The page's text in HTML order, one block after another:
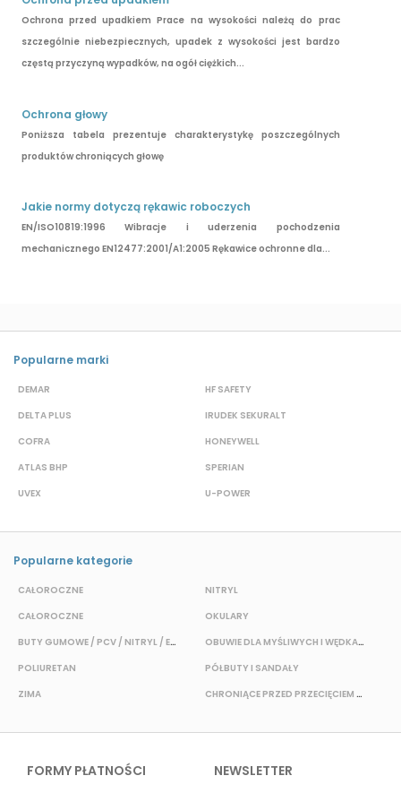
Ochrona przed upadkiem Prace na wysokości należą do prac
szczególnie niebezpiecznych, upadek z wysokości jest bardzo
częstą przyczyną wypadków, na ogół ciężkich...
Ochrona głowy
Poniższa tabela prezentuje charakterystykę poszczególnych
produktów chroniących głowę
Jakie normy dotyczą rękawic roboczych
EN/ISO10819:1996 Wibracje i uderzenia pochodzenia
mechanicznego EN12477:2001/A1:2005 Rękawice ochronne dla...
Popularne marki
DEMAR
DELTA PLUS
COFRA
ATLAS BHP
UVEX
HF SAFETY
IRUDEK SEKURALT
HONEYWELL
SPERIAN
U-POWER
Popularne kategorie
CAŁOROCZNE
CAŁOROCZNE
BUTY GUMOWE / PCV / NITRYL / EVA
POLIURETAN
ZIMA
NITRYL
OKULARY
OBUWIE DLA MYŚLIWYCH I WĘDKARZY
PÓŁBUTY I SANDAŁY
CHRONIĄCE PRZED PRZECIĘCIEM I PRZEKŁUCIEM
FORMY PŁATNOŚCI NEWSLETTER